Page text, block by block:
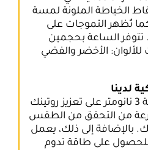
الخياطة الملونة لمسة
تُظهر التموجات على
تتوفر الساعة بحجمين
للألوان: الأخضر والفضي
لدينا
يعمل المعالج الجديد بتقنية 3 نانومتر على تعزيز روتينك
من التحقق من الطقس
بالإضافة إلى ذلك، يعمل
على طاقة تدوم